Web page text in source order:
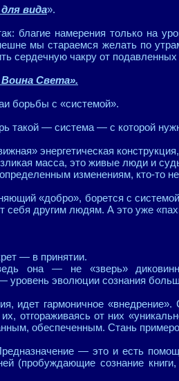
вида».
благие намерения только на
мы стараемся желать по
сердечную чакру от
Света».
борьбы с «системой».
такой — система — с которой
энергетическая
масса, это живые люди и
изменениям, кто-то
«добро», борется с
себя другим людям. А это уже
— в принятии.
она — не «зверь»
уровень эволюции сознания
идет гармоничное
отгораживаясь от них
обеспеченным. Стань
— это и есть
(пробуждающие сознание